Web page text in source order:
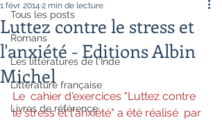
Tous les posts
Romans
Les littératures de l'Inde
Littérature française
Livres de référence
Luttez contre le stress et
l'anxiété - Editions Albin
Michel
1 févr. 2014 2 min de lecture
Le  cahier d'exercices "Luttez contre
le stress et l'anxiété" a été réalisé  par